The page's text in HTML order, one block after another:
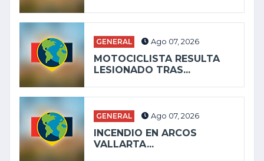
GENERAL Ago 07, 2026
MOTOCICLISTA RESULTA
LESIONADO TRAS...
GENERAL Ago 07, 2026
INCENDIO EN ARCOS
VALLARTA...